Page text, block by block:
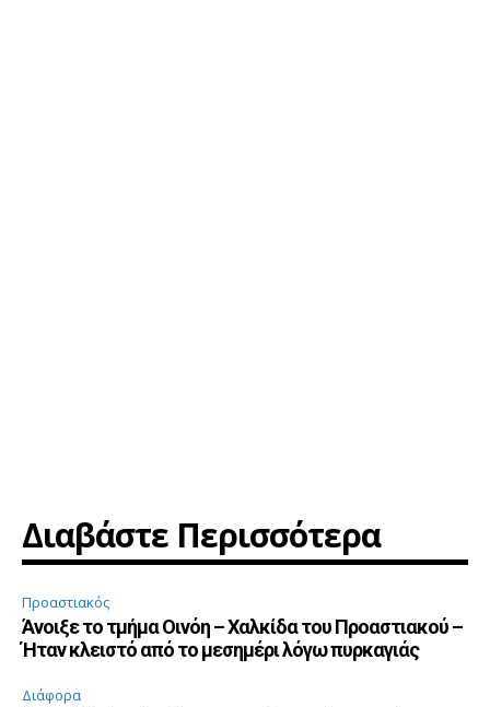
Διαβάστε Περισσότερα
Προαστιακός
Άνοιξε το τμήμα Οινόη – Χαλκίδα του Προαστιακού –
Ήταν κλειστό από το μεσημέρι λόγω πυρκαγιάς
Διάφορα